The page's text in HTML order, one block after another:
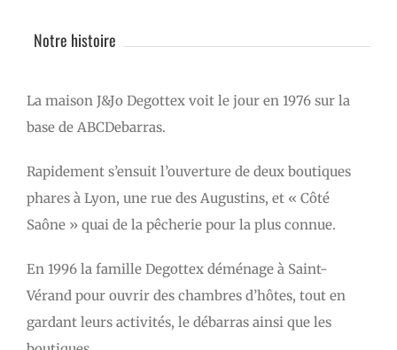
Notre histoire
La maison J&Jo Degottex voit le jour en 1976 sur la
base de ABCDebarras.
Rapidement s’ensuit l’ouverture de deux boutiques
phares à Lyon, une rue des Augustins, et « Côté
Saône » quai de la pêcherie pour la plus connue.
En 1996 la famille Degottex déménage à Saint-
Vérand pour ouvrir des chambres d’hôtes, tout en
gardant leurs activités, le débarras ainsi que les